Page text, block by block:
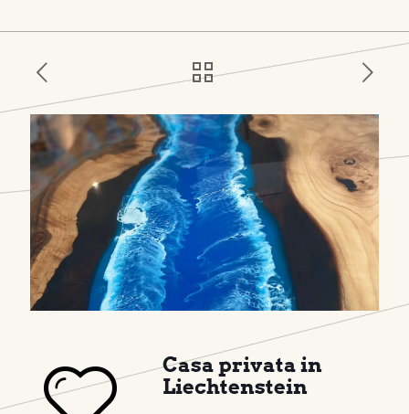
Casa privata in
Liechtenstein